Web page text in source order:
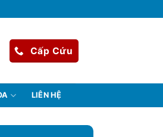
Cấp Cứu
LIÊN HỆ